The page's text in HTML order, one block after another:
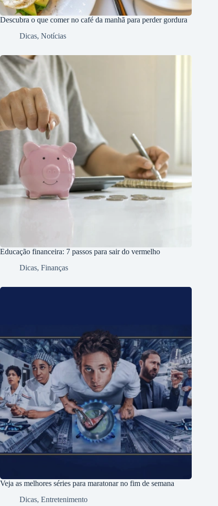
Descubra o que comer no café da manhã para perder gordura
Dicas, Notícias
Educação financeira: 7 passos para sair do vermelho
Dicas, Finanças
Veja as melhores séries para maratonar no fim de semana
Dicas, Entretenimento